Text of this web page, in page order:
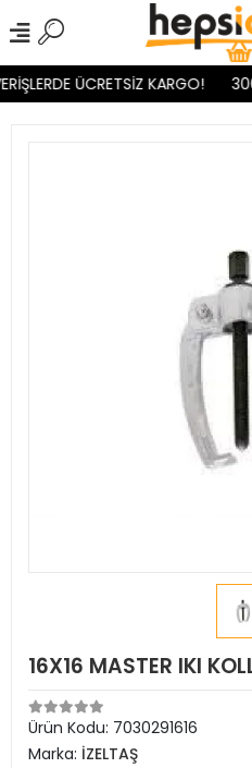
ÜCRETSİZ KARGO!
16X16 MASTER IKI
Ürün Kodu: 7030291616
Marka: İZELTAŞ